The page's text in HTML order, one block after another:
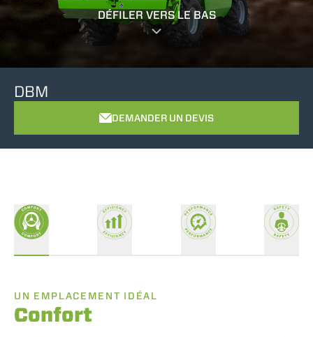
DÉFILER VERS LE BAS
DBM
DEMANDER UN DEVIS
UN EMPLACEMENT IDÉAL
Confort